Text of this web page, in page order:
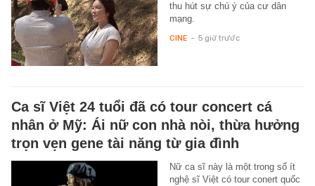
thu hút sự chú ý của cư dân
mạng.
CINE - 5 giờ trước
Ca sĩ Việt 24 tuổi đã có tour concert cá
nhân ở Mỹ: Ái nữ con nhà nòi, thừa hưởng
trọn vẹn gene tài năng từ gia đình
Nữ ca sĩ này là một trong số ít
nghệ sĩ Việt có tour conert quốc